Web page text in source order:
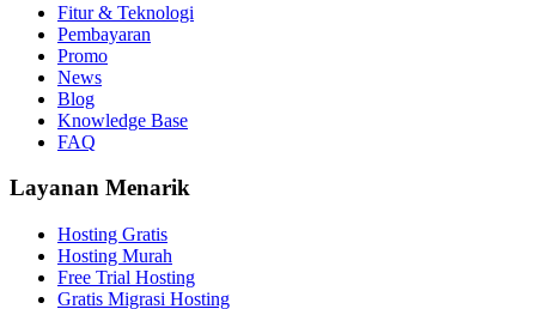
Fitur & Teknologi
Pembayaran
Promo
News
Blog
Knowledge Base
FAQ
Layanan Menarik
Hosting Gratis
Hosting Murah
Free Trial Hosting
Gratis Migrasi Hosting